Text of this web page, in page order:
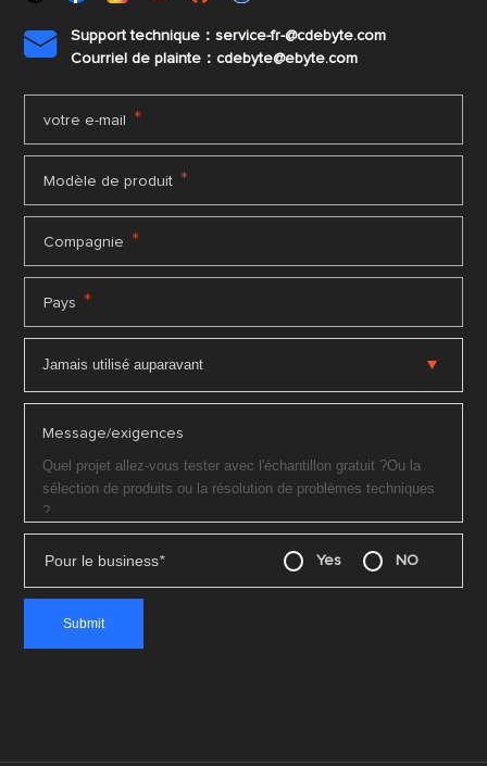

Support technique：service-fr-@cdebyte.com
Courriel de plainte：cdebyte@ebyte.com
votre e-mail *
Modèle de produit *
Compagnie *
Pays *
Message/exigences
Pour le business* Yes NO